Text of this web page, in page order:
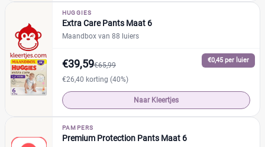
Geslacht
Jongen (1)
Jongen en meisje
Meisje (1)
HUGGIES
Extra Care Pants Maat 6
Maandbox van 88 luiers
€0,45 per luier
€39,59€65,99
€26,40 korting (40%)
Naar Kleertjes
PAMPERS
Premium Protection Pants Maat 6